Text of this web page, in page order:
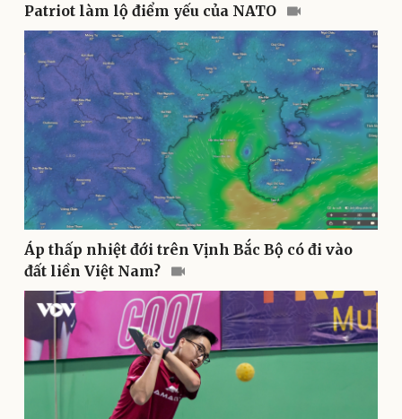
Thể thao
Bóng đá
Lịch thi đấu bóng đá
Thế giới thể thao
eSports
Hậu trường
Ô tô - Xe máy
Ô tô
Xe máy
Tư vấn
Patriot làm lộ điểm yếu của NATO
Áp thấp nhiệt đới trên Vịnh Bắc Bộ có đi vào
đất liền Việt Nam?